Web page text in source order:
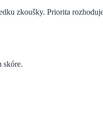
zkoušky. Priorita
skóre.